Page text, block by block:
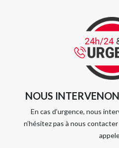
NOUS
En cas d’urgence, nous
n’hésitez pas à nous